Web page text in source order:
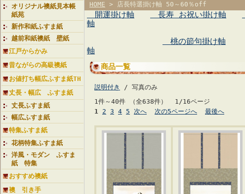
オリジナル襖紙見本帳
紙苑
新作和紙ふすま紙
越前和紙襖紙 壁紙
江戸からかみ
昔ながらの高級襖紙
お値打ち幅広ふすま紙TH
丈長・幅広 ふすま紙
丈長ふすま紙
幅広ふすま紙
特集ふすま紙
花柄特集ふすま紙
洋風・モダン ふすま
紙 特集
おすすめ襖紙
襖 引き手
HOME > 店長特選掛け軸 50～60％off
開運掛け軸 長寿 お祝い掛け軸
軸
桃の節句掛け軸
軸
商品一覧
説明付き
/ 写真のみ
1件～40件 （全638件） 1/16ページ
1 2 3 4 5 次へ 次の5ページへ 最後へ